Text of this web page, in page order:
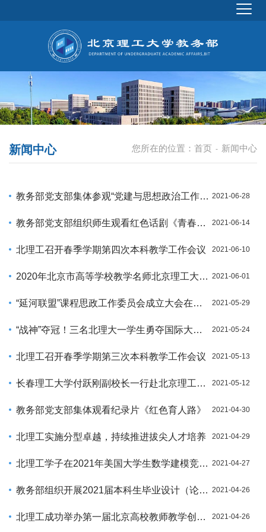
您所在的位置： 首页 - 新闻中心
新闻中心
教务部党支部集体参观“党建与思想政治工作专题展” 2021-06-28
教务部党支部组织师生观看红色话剧《青春之歌》 2021-06-14
北理工召开春季学期第四次本科教学工作会议 2021-06-10
2020年北京市高等学校教学名师北京理工大学获奖者风采 2021-06-01
“延河联盟”课程思政工作委员会成立大会在北理工成功举办 2021-05-29
“战神”夺冠！三名北理大一学生勇夺国际大学生程序设计竞赛冠军 2021-05-24
北理工召开春季学期第三次本科教学工作会议 2021-05-13
长春理工大学付跃刚副校长一行赴北京理工大学调研交流 2021-05-12
教务部党支部集体观看纪录片《红色育人路》 2021-04-30
北理工实施分型卓越，持续推进拔尖人才培养 2021-04-29
北理工学子在2021年美国大学生数学建模竞赛中再次获得特等奖 2021-04-27
教务部组织开展2021届本科生毕业设计（论文） 中期检查工作 2021-04-26
北理工成功举办第一届北京高校教师教学创新大赛 2021-04-26